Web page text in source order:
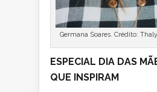
Germana Soares. Crédito:
ESPECIAL DIA DAS
QUE INSPIRAM